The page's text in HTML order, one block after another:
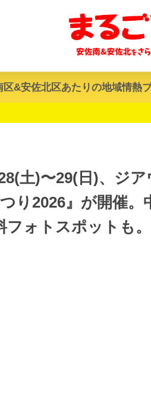
区&安佐北区あたりの地域情熱
土)〜29(日)、ジ
り2026』が開催。
ォトスポットも。